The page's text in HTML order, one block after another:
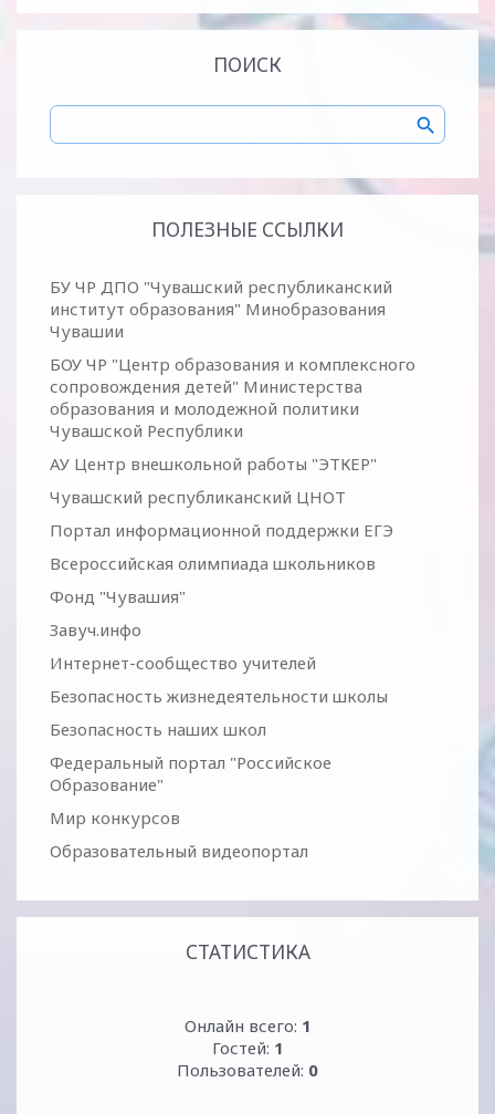
ПОИСК
ПОЛЕЗНЫЕ ССЫЛКИ
БУ ЧР ДПО "Чувашский республиканский
институт образования" Минобразования
Чувашии
БОУ ЧР "Центр образования и комплексного
сопровождения детей" Министерства
образования и молодежной политики
Чувашской Республики
АУ Центр внешкольной работы "ЭТКЕР"
Чувашский республиканский ЦНОТ
Портал информационной поддержки ЕГЭ
Всероссийская олимпиада школьников
Фонд "Чувашия"
Завуч.инфо
Интернет-сообщество учителей
Безопасность жизнедеятельности школы
Безопасность наших школ
Федеральный портал "Российское
Образование"
Мир конкурсов
Образовательный видеопортал
СТАТИСТИКА
Онлайн всего: 1
Гостей: 1
Пользователей: 0